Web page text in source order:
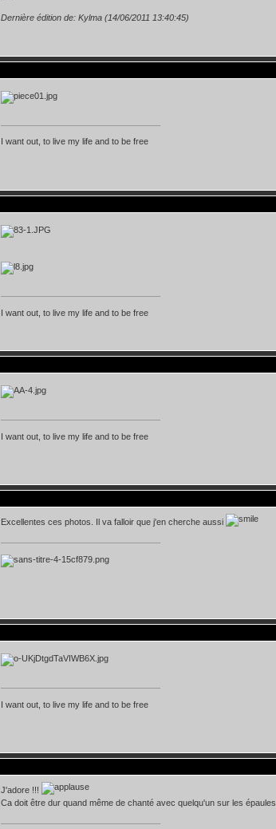
Dernière édition de: Kylma (14/06/2011 13:40:45)
I want out, to live my life and to be free
I want out, to live my life and to be free
I want out, to live my life and to be free
Excellentes ces photos. Il va falloir que j'en cherche aussi
I want out, to live my life and to be free
J'adore !!!
Ca doit être dur quand même de chanté avec quelqu'un sur les épaules